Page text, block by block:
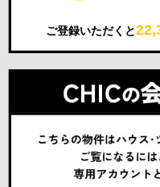
ご登録いただくと